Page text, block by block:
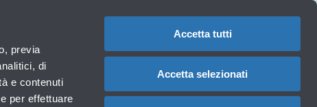
previa
di
e contenuti
per effettuare
Accetta tutti
Accetta selezionati
CAMBIA
servizi
Necessità particolari
Accessibilità, Famiglie, Animali Carrello